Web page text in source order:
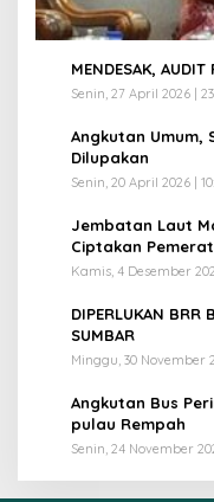
MENDESAK,
Senin, 27 April 2026 |
Angkutan Umum,
Dilupakan
Senin, 20 April 2026 |
Jembatan Laut
Ciptakan
Kamis, 4 Desember
DIPERLUKAN BRR
SUMBAR
Minggu, 30 November
Angkutan Bus
pulau Rempah
Senin, 24 November